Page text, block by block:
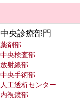
中央診療部門
薬剤部
中央検査部
放射線部
中央手術部
人工透析センター
内視鏡部